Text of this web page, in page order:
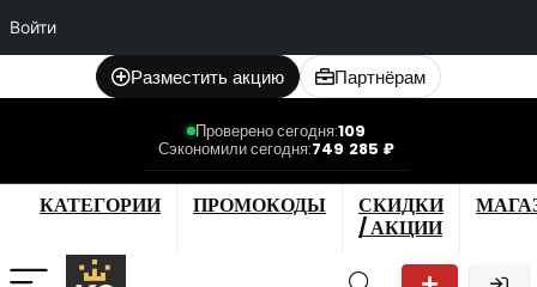
Войти
Разместить акцию Партнёрам
Проверено сегодня:109
Сэкономили сегодня:749 285 ₽
КАТЕГОРИИ ПРОМОКОДЫ
СКИДКИ
/ АКЦИИ